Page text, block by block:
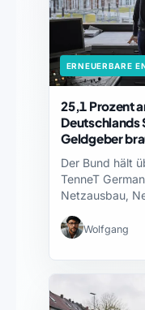
ERNEUERBARE
25,1 Prozent
Deutschlands
Geldgeber
Der Bund hält
TenneT
Netzausbau,
Wolfgang